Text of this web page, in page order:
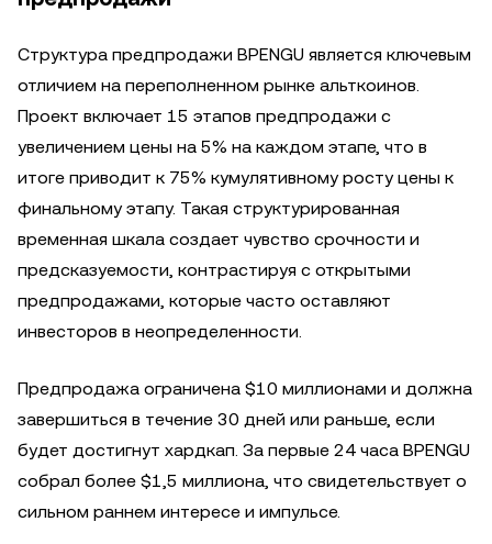
Структура предпродажи BPENGU является ключевым
отличием на переполненном рынке альткоинов.
Проект включает 15 этапов предпродажи с
увеличением цены на 5% на каждом этапе, что в
итоге приводит к 75% кумулятивному росту цены к
финальному этапу. Такая структурированная
временная шкала создает чувство срочности и
предсказуемости, контрастируя с открытыми
предпродажами, которые часто оставляют
инвесторов в неопределенности.
Предпродажа ограничена $10 миллионами и должна
завершиться в течение 30 дней или раньше, если
будет достигнут хардкап. За первые 24 часа BPENGU
собрал более $1,5 миллиона, что свидетельствует о
сильном раннем интересе и импульсе.